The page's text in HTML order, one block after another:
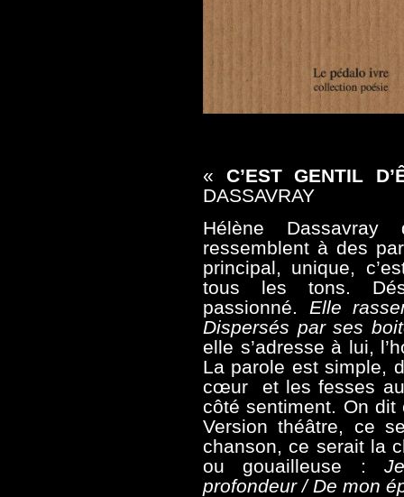
« C’EST GENTIL
DASSAVRAY
Hélène
ressemblent à des
principal, unique,
tous les tons.
passionné. Elle
Dispersés par ses
elle s’adresse à lui,
La parole est simple,
cœur
et les fesses
côté sentiment. On dit
Version théâtre, ce
chanson, ce serait la
ou gouailleuse :
profondeur / De mon